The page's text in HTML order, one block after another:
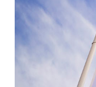
SIDN